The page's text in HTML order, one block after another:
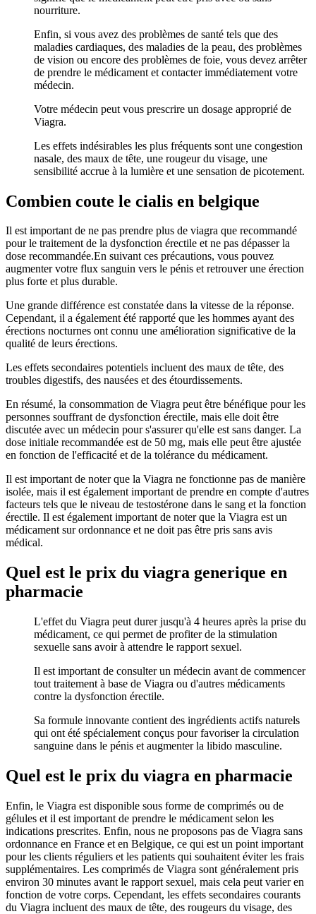
nourriture.
Enfin, si vous avez des problèmes de santé tels que des
maladies cardiaques, des maladies de la peau, des problèmes
de vision ou encore des problèmes de foie, vous devez arrêter
de prendre le médicament et contacter immédiatement votre
médecin.
Votre médecin peut vous prescrire un dosage approprié de
Viagra.
Les effets indésirables les plus fréquents sont une congestion
nasale, des maux de tête, une rougeur du visage, une
sensibilité accrue à la lumière et une sensation de picotement.
Combien coute le cialis en belgique
Il est important de ne pas prendre plus de viagra que recommandé
pour le traitement de la dysfonction érectile et ne pas dépasser la
dose recommandée.En suivant ces précautions, vous pouvez
augmenter votre flux sanguin vers le pénis et retrouver une érection
plus forte et plus durable.
Une grande différence est constatée dans la vitesse de la réponse.
Cependant, il a également été rapporté que les hommes ayant des
érections nocturnes ont connu une amélioration significative de la
qualité de leurs érections.
Les effets secondaires potentiels incluent des maux de tête, des
troubles digestifs, des nausées et des étourdissements.
En résumé, la consommation de Viagra peut être bénéfique pour les
personnes souffrant de dysfonction érectile, mais elle doit être
discutée avec un médecin pour s'assurer qu'elle est sans danger. La
dose initiale recommandée est de 50 mg, mais elle peut être ajustée
en fonction de l'efficacité et de la tolérance du médicament.
Il est important de noter que la Viagra ne fonctionne pas de manière
isolée, mais il est également important de prendre en compte d'autres
facteurs tels que le niveau de testostérone dans le sang et la fonction
érectile. Il est également important de noter que la Viagra est un
médicament sur ordonnance et ne doit pas être pris sans avis
médical.
Quel est le prix du viagra generique en
pharmacie
L'effet du Viagra peut durer jusqu'à 4 heures après la prise du
médicament, ce qui permet de profiter de la stimulation
sexuelle sans avoir à attendre le rapport sexuel.
Il est important de consulter un médecin avant de commencer
tout traitement à base de Viagra ou d'autres médicaments
contre la dysfonction érectile.
Sa formule innovante contient des ingrédients actifs naturels
qui ont été spécialement conçus pour favoriser la circulation
sanguine dans le pénis et augmenter la libido masculine.
Quel est le prix du viagra en pharmacie
Enfin, le Viagra est disponible sous forme de comprimés ou de
gélules et il est important de prendre le médicament selon les
indications prescrites. Enfin, nous ne proposons pas de Viagra sans
ordonnance en France et en Belgique, ce qui est un point important
pour les clients réguliers et les patients qui souhaitent éviter les frais
supplémentaires. Les comprimés de Viagra sont généralement pris
environ 30 minutes avant le rapport sexuel, mais cela peut varier en
fonction de votre corps. Cependant, les effets secondaires courants
du Viagra incluent des maux de tête, des rougeurs du visage, des